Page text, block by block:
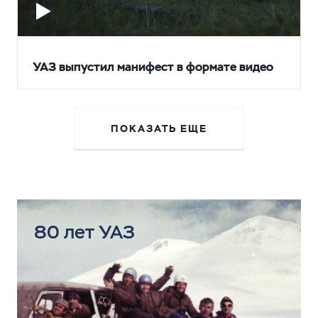
УАЗ выпустил манифест в формате видео
ПОКАЗАТЬ ЕЩЕ
80 лет УАЗ